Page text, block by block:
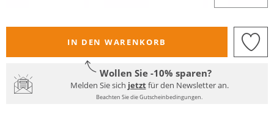
IN DEN WARENKORB
Wollen Sie -10% sparen?
Melden Sie sich jetztfür den Newsletter an.
Beachten Sie die Gutscheinbedingungen.